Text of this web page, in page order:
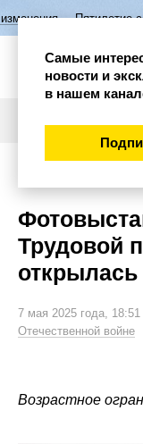
семьи в
Трудовой
7 мая 2025 года,
Отечественной войне
Возрастное
Самые
новости и
в нашем